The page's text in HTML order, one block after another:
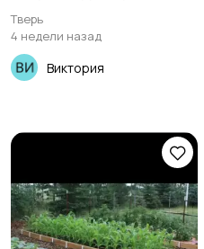
Тверь
4 недели назад
Виктория